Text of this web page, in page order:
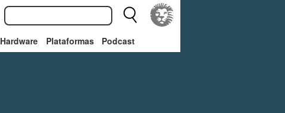
Hardware Plataformas Podcast